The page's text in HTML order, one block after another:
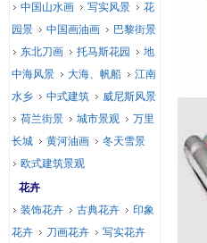
中国山水画
写实风景
花
园景
中国画油画
巴黎街景
东北刀画
托马斯花园
地
中海风景
大海、帆船
江南
水乡
中式建筑
威尼斯风景
荷兰街景
城市景观
万里
长城
黄河油画
冬天雪景
欧式建筑景观
花卉
装饰花卉
古典花卉
印象
花卉
刀画花卉
写实花卉